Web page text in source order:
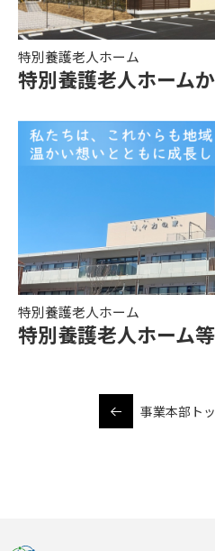
特別養護老人ホーム
特別養護老人ホーム
特別養護老人ホーム
特別養護老人ホーム
事業本部ト